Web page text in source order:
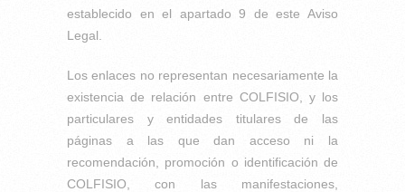
establecido en el apartado 9 de este Aviso
Legal.
Los enlaces no representan necesariamente la
existencia de relación entre COLFISIO, y los
particulares y entidades titulares de las
páginas a las que dan acceso ni la
recomendación, promoción o identificación de
COLFISIO, con las manifestaciones,